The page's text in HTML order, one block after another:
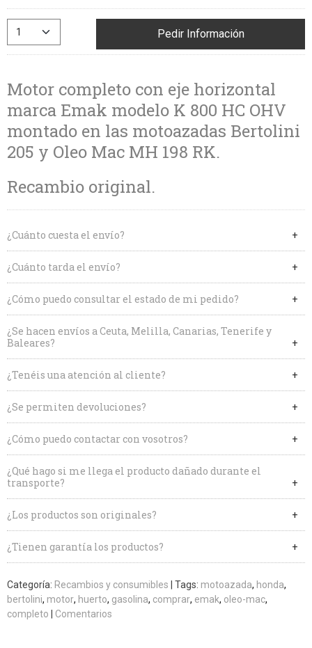
Pedir Información
Motor completo con eje horizontal
marca Emak modelo K 800 HC OHV
montado en las motoazadas Bertolini
205 y Oleo Mac MH 198 RK.
Recambio original.
¿Cuánto cuesta el envío?
¿Cuánto tarda el envío?
¿Cómo puedo consultar el estado de mi pedido?
¿Se hacen envíos a Ceuta, Melilla, Canarias, Tenerife y
Baleares?
¿Tenéis una atención al cliente?
¿Se permiten devoluciones?
¿Cómo puedo contactar con vosotros?
¿Qué hago si me llega el producto dañado durante el
transporte?
¿Los productos son originales?
¿Tienen garantía los productos?
Categoría: Recambios y consumibles Tags: motoazada honda
bertolini motor huerto gasolina comprar emak oleo-mac
completo
Comentarios